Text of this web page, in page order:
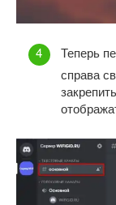
Теперь
справа